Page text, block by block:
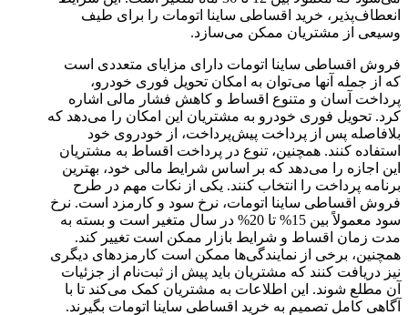
انعطاف‌پذیر، خرید اقساطی ساینا اتومات را برای طیف
وسیعی از مشتریان ممکن می‌سازد.
فروش اقساطی ساینا اتومات دارای مزایای متعددی است
که از جمله آنها می‌توان به امکان تحویل فوری خودرو،
پرداخت آسان و متنوع اقساط و کاهش فشار مالی اشاره
کرد. تحویل فوری خودرو به مشتریان این امکان را می‌دهد که
بلافاصله پس از پرداخت پیش‌پرداخت، از خودروی خود
استفاده کنند. همچنین، تنوع در پرداخت اقساط به مشتریان
این اجازه را می‌دهد که بر اساس شرایط مالی خود، بهترین
برنامه پرداخت را انتخاب کنند. یکی از نکات مهم در طرح
فروش اقساطی ساینا اتومات، نرخ سود و کارمزد است. نرخ
سود معمولاً بین 15% تا 20% در سال متغیر است و بسته به
مدت زمان اقساط و شرایط بازار ممکن است تغییر کند.
همچنین، برخی از نمایندگی‌ها ممکن است کارمزدهای دیگری
نیز دریافت کنند که مشتریان باید پیش از ثبت‌نام از جزئیات
آن مطلع شوند. این اطلاعات به مشتریان کمک می‌کند تا با
آگاهی کامل تصمیم به خرید اقساطی ساینا اتومات بگیرند.